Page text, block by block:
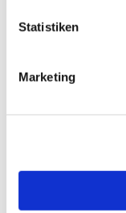
Statistiken
Marketing